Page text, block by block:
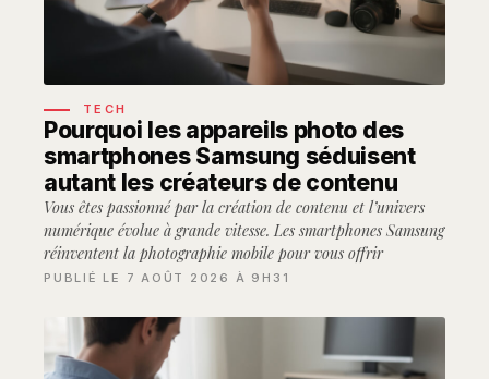
TECH
Pourquoi les appareils photo des
smartphones Samsung séduisent
autant les créateurs de contenu
Vous êtes passionné par la création de contenu et l’univers
numérique évolue à grande vitesse. Les smartphones Samsung
réinventent la photographie mobile pour vous offrir
PUBLIÉ LE 7 AOÛT 2026 À 9H31